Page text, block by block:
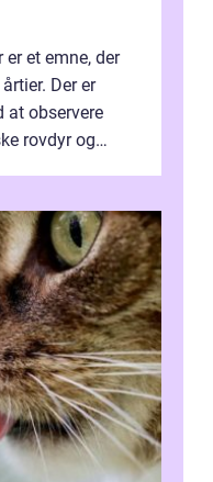
er et emne, der
Der er
observere
rovdyr og